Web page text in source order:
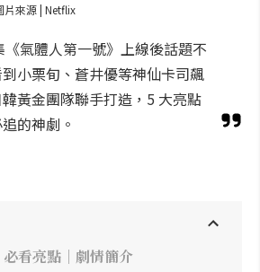
片來源 | Netflix
氣體人第一號》上線後話題不
小栗旬、蒼井優等神仙卡司飆
黃金團隊聯手打造，5 大亮點
的神劇。
必看亮點｜劇情簡介